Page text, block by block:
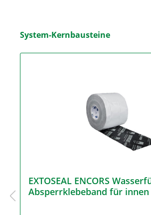
System-Kernbausteine
EXTOSEAL ENCORS
Absperrklebeband für innen